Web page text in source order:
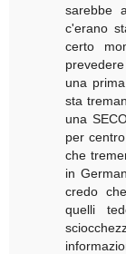
sarebbe
c'erano
certo
una
sta
una
per
che
in
credo
quelli